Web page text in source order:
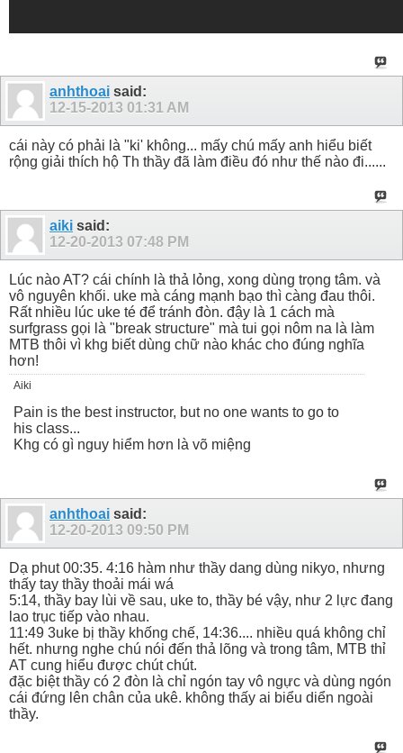
anhthoai said:
12-15-2013 01:31 AM
cái này có phải là "ki' không... mấy chú mấy anh hiểu biết
rộng giải thích hộ Th thầy đã làm điều đó như thế nào đi......
aiki said:
12-20-2013 07:48 PM
Lúc nào AT? cái chính là thả lỏng, xong dùng trọng tâm. và
vô nguyên khối. uke mà cáng mạnh bạo thì càng đau thôi.
Rất nhiều lúc uke té để tránh đòn. đậy là 1 cách mà
surfgrass gọi là "break structure" mà tui gọi nôm na là làm
MTB thôi vì khg biết dùng chữ nào khác cho đúng nghĩa
hơn!
Aiki
Pain is the best instructor, but no one wants to go to
his class...
Khg có gì nguy hiểm hơn là võ miệng
anhthoai said:
12-20-2013 09:50 PM
Dạ phut 00:35. 4:16 hàm như thầy dang dùng nikyo, nhưng
thấy tay thầy thoải mái wá
5:14, thầy bay lùi về sau, uke to, thầy bé vậy, như 2 lực đang
lao trục tiếp vào nhau.
11:49 3uke bị thầy khống chế, 14:36.... nhiều quá không chỉ
hết. nhưng nghe chú nói đến thả lõng và trong tâm, MTB thỉ
AT cung hiểu được chút chút.
đặc biệt thầy có 2 đòn là chỉ ngón tay vô ngực và dùng ngón
cái đứng lên chân của ukê. không thấy ai biểu diển ngoài
thầy.